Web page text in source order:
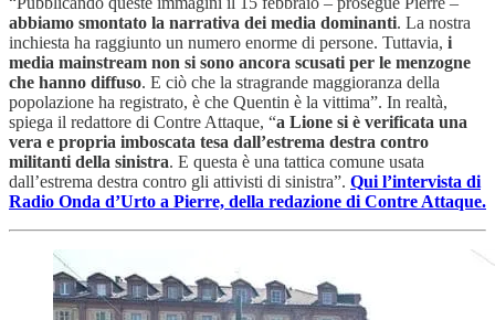
abbiamo smontato la narrativa dei media dominanti. La nostra
inchiesta ha raggiunto un numero enorme di persone. Tuttavia, i
media mainstream non si sono ancora scusati per le menzogne
che hanno diffuso. E ciò che la stragrande maggioranza della
popolazione ha registrato, è che Quentin è la vittima”. In realtà,
spiega il redattore di Contre Attaque, “a Lione si è verificata una
vera e propria imboscata tesa dall’estrema destra contro
militanti della sinistra. E questa è una tattica comune usata
dall’estrema destra contro gli attivisti di sinistra”. Qui l’intervista di
Radio Onda d’Urto a Pierre, della redazione di Contre Attaque.